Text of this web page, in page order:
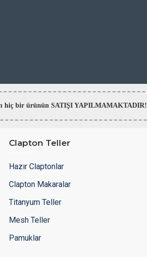
hiç bir ürünün SATIŞI YAPILMAMAKTADIR!
Clapton Teller
Hazır Claptonlar
Clapton Makaralar
Titanyum Teller
Mesh Teller
Pamuklar